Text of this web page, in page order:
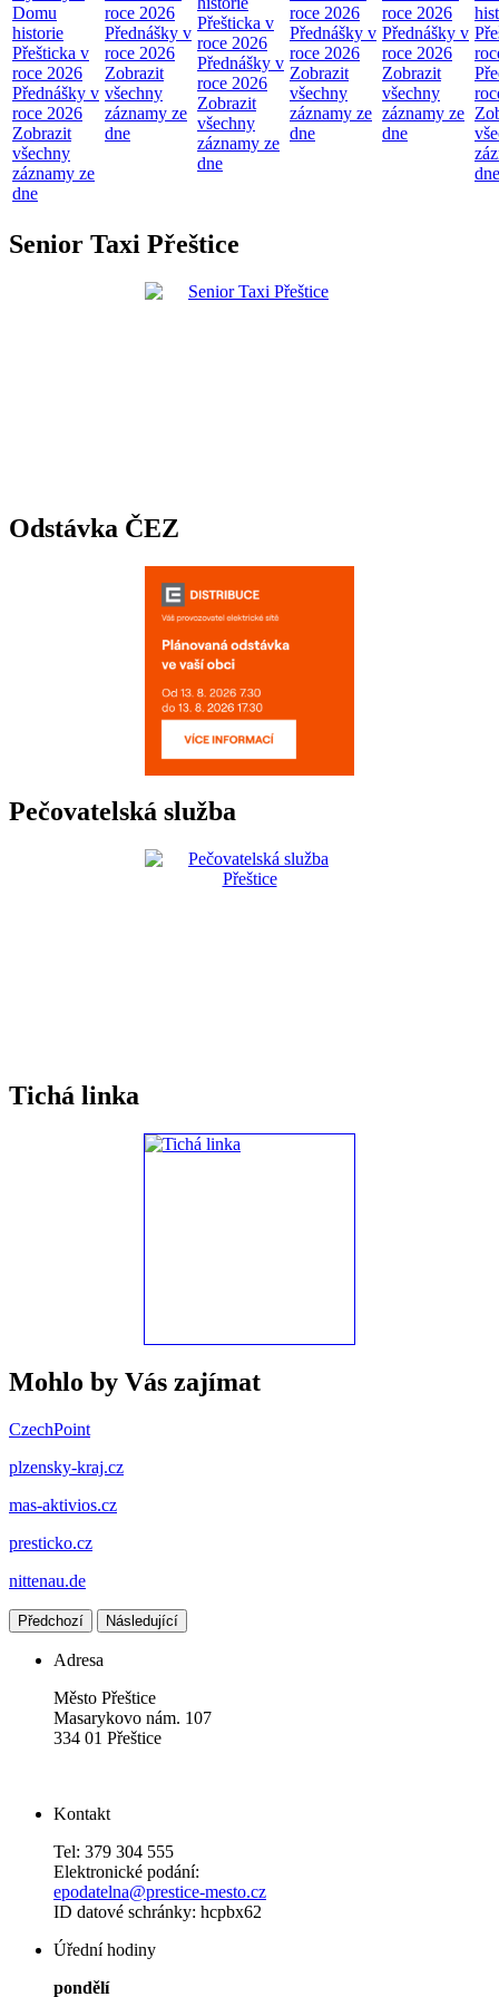
Domu
historie
Přešticka v
roce 2026
Přednášky v
roce 2026
Zobrazit
všechny
záznamy ze
dne
roce 2026
Přednášky v
roce 2026
Zobrazit
všechny
záznamy ze
dne
Přešticka v
roce 2026
Přednášky v
roce 2026
Zobrazit
všechny
záznamy ze
dne
roce 2026
Přednášky v
roce 2026
Zobrazit
všechny
záznamy ze
dne
roce 2026
Přednášky v
roce 2026
Zobrazit
všechny
záznamy ze
dne
dne
Senior Taxi Přeštice
Odstávka ČEZ
Pečovatelská služba
Tichá linka
Mohlo by Vás zajímat
CzechPoint
plzensky-kraj.cz
mas-aktivios.cz
presticko.cz
nittenau.de
Předchozí Následující
Adresa
Město Přeštice
Masarykovo nám. 107
334 01 Přeštice
Kontakt
Tel: 379 304 555
Elektronické podání:
epodatelna@prestice-mesto.cz
ID datové schránky: hcpbx62
Úřední hodiny
pondělí